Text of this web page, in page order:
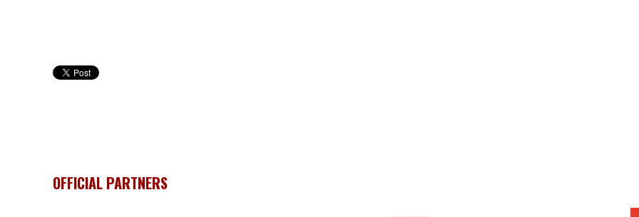
OFFICIAL PARTNERS